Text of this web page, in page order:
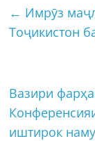
← Имрӯз
Тоҷикистон
Вазири
иштирок